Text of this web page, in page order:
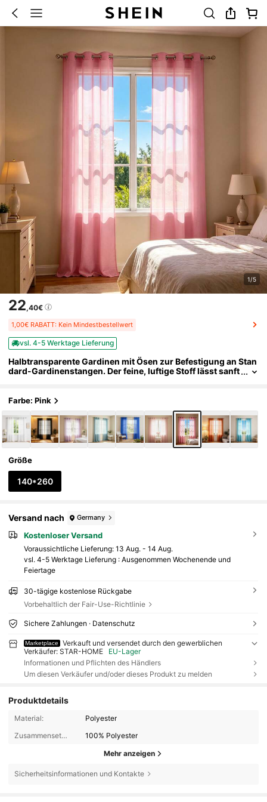
1/5
22,40€
1,00€ RABATT: Kein Mindestbestellwert
vsl. 4-5 Werktage Lieferung
Halbtransparente Gardinen mit Ösen zur Befestigung an Stan
dard-Gardinenstangen. Der feine, luftige Stoff lässt sanft
Farbe: Pink
Größe
140*260
Versand nach Germany
Kostenloser Versand
Voraussichtliche Lieferung: 13 Aug. - 14 Aug.
vsl. 4-5 Werktage Lieferung : Ausgenommen Wochenende und
Feiertage
30-tägige kostenlose Rückgabe
Vorbehaltlich der Fair-Use-Richtlinie
Sichere Zahlungen · Datenschutz
Marketplace
Verkauft und versendet durch den gewerblichen
Verkäufer: STAR-HOME
EU-Lager
Informationen und Pflichten des Händlers
Um diesen Verkäufer und/oder dieses Produkt zu melden
Produktdetails
Material:
Polyester
Zusammensetzung:
100% Polyester
Mehr anzeigen
Sicherheitsinformationen und Kontakte